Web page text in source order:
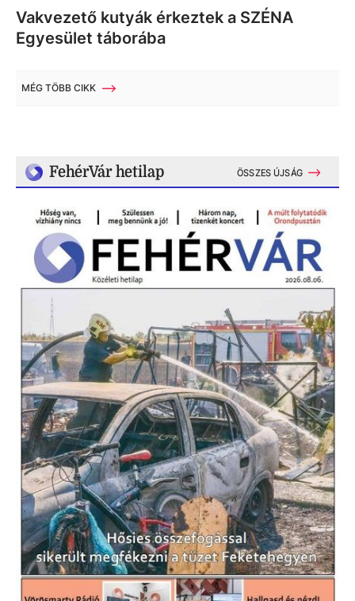
Vakvezető kutyák érkeztek a SZÉNA
Egyesület táborába
MÉG TÖBB CIKK
FehérVár hetilap ÖSSZES ÚJSÁG